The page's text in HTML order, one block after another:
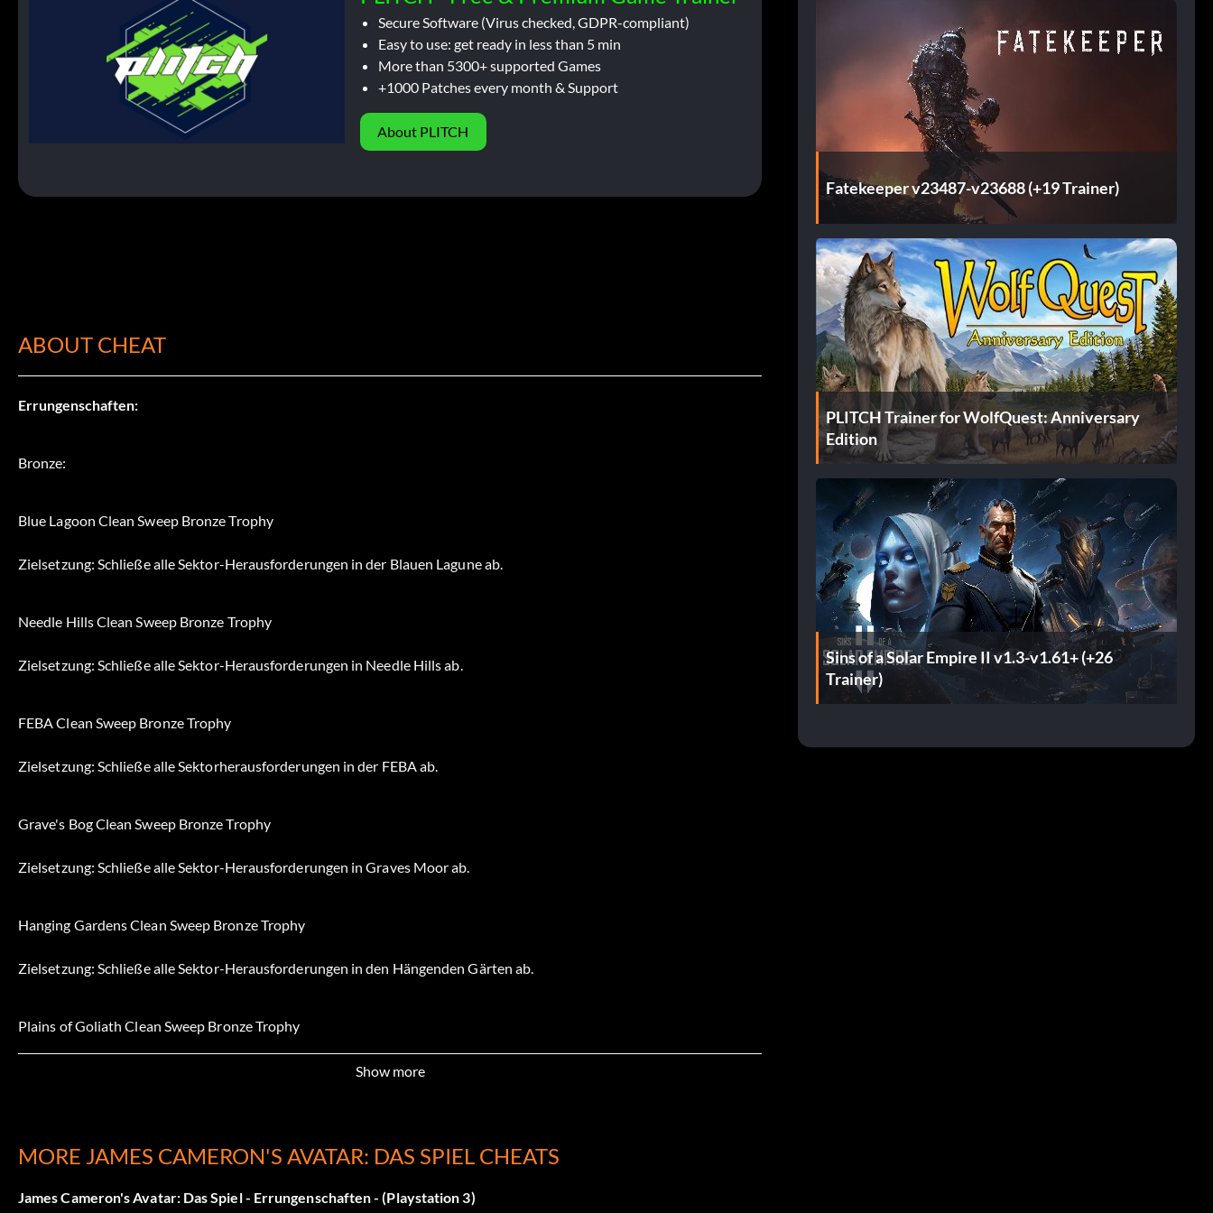
Secure Software (Virus checked, GDPR-compliant)
Easy to use: get ready in less than 5 min
More than 5300+ supported Games
+1000 Patches every month & Support
About PLITCH
ABOUT CHEAT
Errungenschaften:
Bronze:
Blue Lagoon Clean Sweep Bronze Trophy
Zielsetzung: Schließe alle Sektor-Herausforderungen in der Blauen Lagune ab.
Needle Hills Clean Sweep Bronze Trophy
Zielsetzung: Schließe alle Sektor-Herausforderungen in Needle Hills ab.
FEBA Clean Sweep Bronze Trophy
Zielsetzung: Schließe alle Sektorherausforderungen in der FEBA ab.
Grave's Bog Clean Sweep Bronze Trophy
Zielsetzung: Schließe alle Sektor-Herausforderungen in Graves Moor ab.
Hanging Gardens Clean Sweep Bronze Trophy
Zielsetzung: Schließe alle Sektor-Herausforderungen in den Hängenden Gärten ab.
Plains of Goliath Clean Sweep Bronze Trophy
Zielsetzung: Schließe alle Sektor-Herausforderungen in den Ebenen von Goliath ab.
Zielsetzung: Schließe alle Sektor-Herausforderungen in Iknimaya ab.
Show more
MORE JAMES CAMERON'S AVATAR: DAS SPIEL CHEATS
James Cameron's Avatar: Das Spiel - Errungenschaften - (Playstation 3)
Fatekeeper v23487-v23688 (+19 Trainer)
PLITCH Trainer for WolfQuest: Anniversary
Edition
Sins of a Solar Empire II v1.3-v1.61+ (+26
Trainer)